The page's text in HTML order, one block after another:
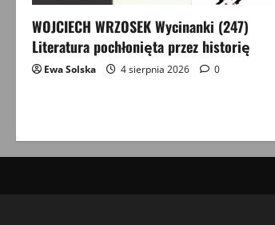
WOJCIECH WRZOSEK Wycinanki (247)
Literatura pochłonięta przez historię
Ewa Solska 4 sierpnia 2026 0